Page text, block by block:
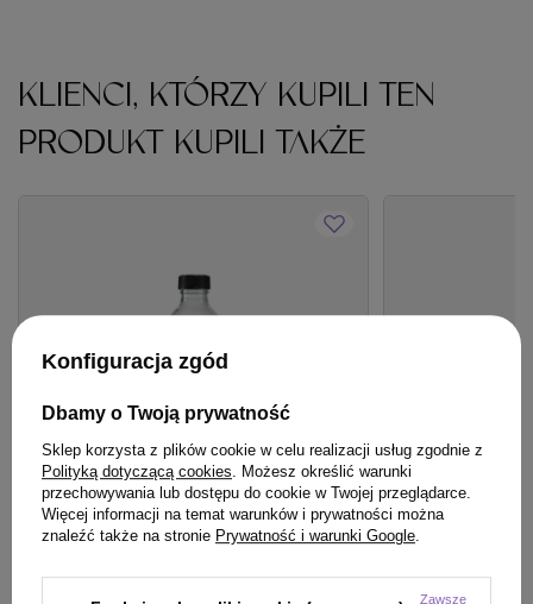
KLIENCI, KTÓRZY KUPILI TEN
PRODUKT KUPILI TAKŻE
OFERTA BESTSELLER
Beautifying do włosów 280 ml
BESTSELLER
z keratyną
Konfiguracja zgód
Dbamy o Twoją prywatność
Sklep korzysta z plików cookie w celu realizacji usług zgodnie z
Polityką dotyczącą cookies. Możesz określić warunki
przechowywania lub dostępu do cookie w Twojej przeglądarce.
Więcej informacji na temat warunków i prywatności można
znaleźć także na stronie Prywatność i warunki Google.
Zawsze